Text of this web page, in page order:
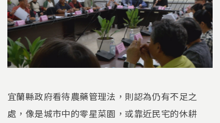
宜蘭縣政府看待農藥管理法，則認為仍有不足之
處，像是城市中的零星菜園，或靠近民宅的休耕